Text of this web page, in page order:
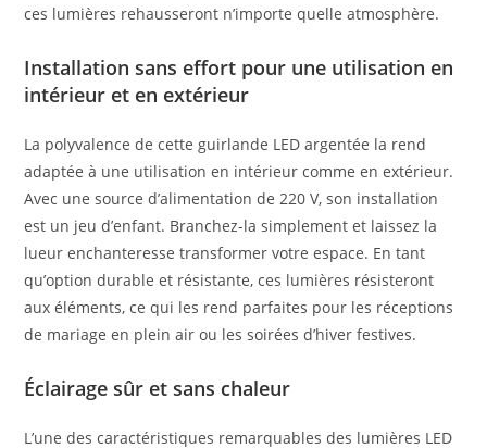
ces lumières rehausseront n’importe quelle atmosphère.
Installation sans effort pour une utilisation en
intérieur et en extérieur
La polyvalence de cette guirlande LED argentée la rend
adaptée à une utilisation en intérieur comme en extérieur.
Avec une source d’alimentation de 220 V, son installation
est un jeu d’enfant. Branchez-la simplement et laissez la
lueur enchanteresse transformer votre espace. En tant
qu’option durable et résistante, ces lumières résisteront
aux éléments, ce qui les rend parfaites pour les réceptions
de mariage en plein air ou les soirées d’hiver festives.
Éclairage sûr et sans chaleur
L’une des caractéristiques remarquables des lumières LED